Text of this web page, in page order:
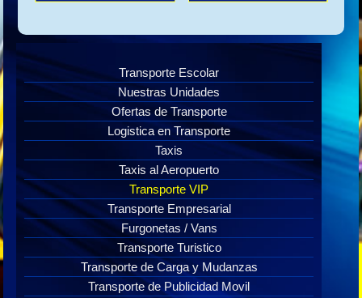
Transporte Escolar
Nuestras Unidades
Ofertas de Transporte
Logistica en Transporte
Taxis
Taxis al Aeropuerto
Transporte VIP
Transporte Empresarial
Furgonetas / Vans
Transporte Turistico
Transporte de Carga y Mudanzas
Transporte de Publicidad Movil